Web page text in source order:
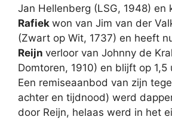
Jan Hellenberg (LSG, 1948) en
Rafiek won van Jim van der
(Zwart op Wit, 1737) en heeft
Reijn verloor van Johnny de
Domtoren, 1910) en blijft op 1,5
Een remiseaanbod van zijn
achter en tijdnood) werd
door Reijn, helaas werd in het